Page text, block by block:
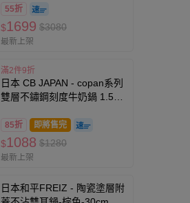
55折
$1699 $3080
最新上架
滿2件9折
日本 CB JAPAN - copan系列
雙層不鏽鋼刻度牛奶鍋 1.5L-
85折 即將售完
$1088 $1280
最新上架
日本和平FREIZ - 陶瓷塗層附